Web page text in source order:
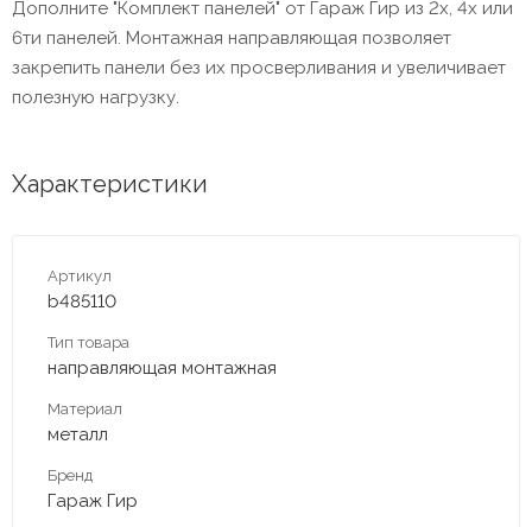
Дополните "Комплект панелей" от Гараж Гир из 2х, 4х или
6ти панелей. Монтажная направляющая позволяет
закрепить панели без их просверливания и увеличивает
полезную нагрузку.
Характеристики
Артикул
b485110
Тип товара
направляющая монтажная
Материал
металл
Бренд
Гараж Гир